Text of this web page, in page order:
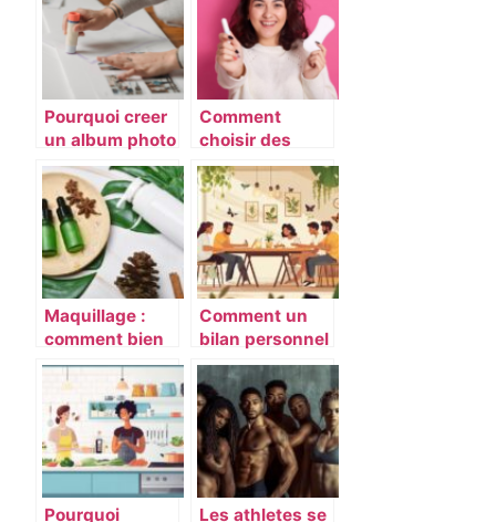
Pourquoi creer
un album photo
de mariage ?
Comment
choisir des
protections
menstruelles
pour jeunes
femmes : guide
et conseils
pratiques
Maquillage :
comment bien
choisir vos
produits
cosmétiques ?
Comment un
bilan personnel
peut
transformer
votre vie
quotidienne
Pourquoi Les athletes se